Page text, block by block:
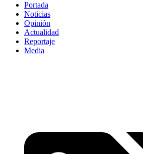
Portada
Noticias
Opinión
Actualidad
Reportaje
Media